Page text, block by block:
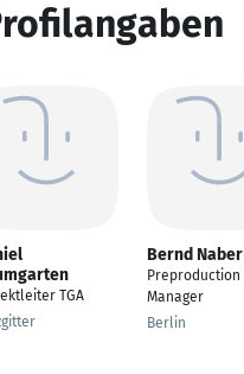
TGA
Bernd Naber
Preproduction
Manager
Berlin